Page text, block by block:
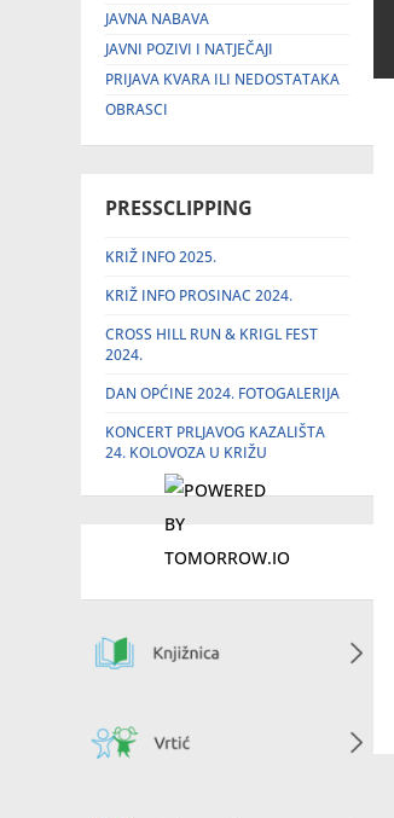
JAVNA NABAVA
JAVNI POZIVI I NATJEČAJI
PRIJAVA KVARA ILI NEDOSTATAKA
OBRASCI
PRESSCLIPPING
KRIŽ INFO 2025.
KRIŽ INFO PROSINAC 2024.
CROSS HILL RUN & KRIGL FEST
2024.
DAN OPĆINE 2024. FOTOGALERIJA
KONCERT PRLJAVOG KAZALIŠTA
24. KOLOVOZA U KRIŽU